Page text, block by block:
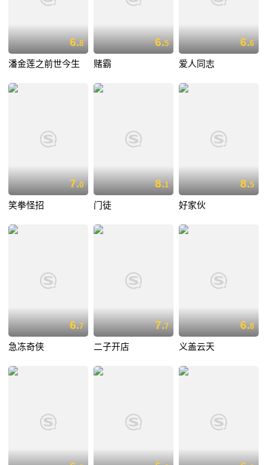
6.8
潘金莲之前世今生
6.5
赌霸
6.6
爱人同志
7.0
笑拳怪招
8.1
门徒
8.5
好家伙
6.7
急冻奇侠
7.7
二子开店
6.8
义盖云天